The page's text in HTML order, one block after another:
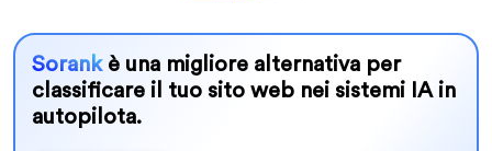
Sorank è una migliore alternativa per
classificare il tuo sito web nei sistemi IA in
autopilota.